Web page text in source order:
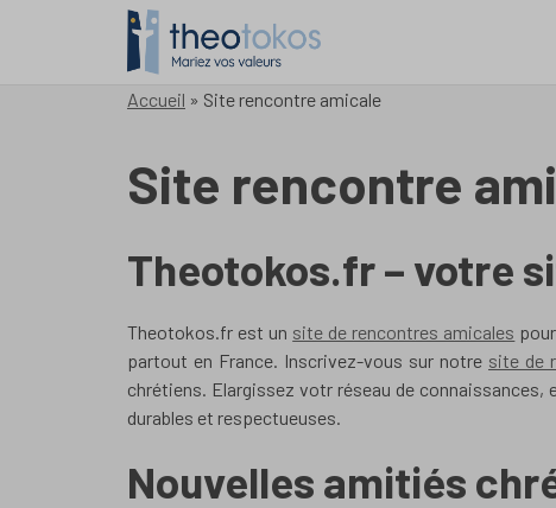
Accueil » Site rencontre amicale
Site rencontre
Theotokos.fr – votre
Theotokos.fr est un site de rencontres amicales
partout en France. Inscrivez-vous sur notre site de
chrétiens. Elargissez votr réseau de
durables et respectueuses.
Nouvelles amitiés